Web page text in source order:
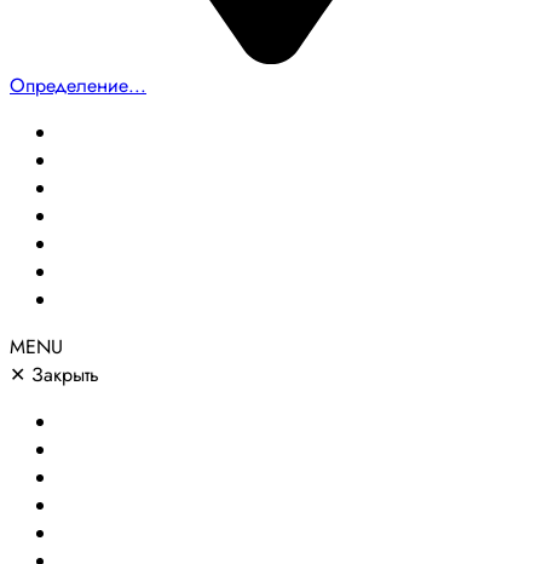
Определение...
MENU
✕ Закрыть